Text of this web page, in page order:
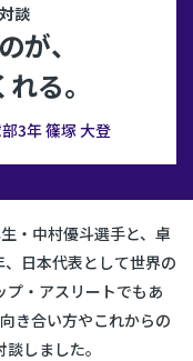
談
が、
る。
3年 篠塚 大登
・中村優斗選手と、卓
日本代表として世界の
プ・アスリートでもあ
き合い方やこれからの
しました。